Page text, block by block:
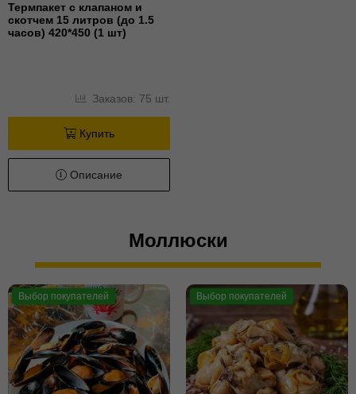
Термпакет с клапаном и
скотчем 15 литров (до 1.5
часов) 420*450 (1 шт)
Заказов: 75 шт.
Купить
Описание
Моллюски
Выбор покупателей Выбор покупателей